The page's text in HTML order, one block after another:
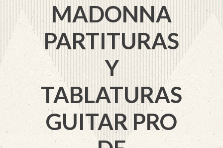
MADONNA
PARTITURAS
Y
TABLATURAS
GUITAR PRO